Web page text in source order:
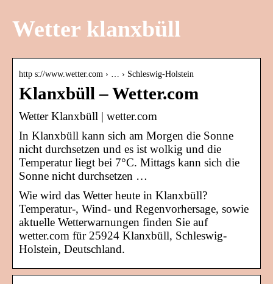
Wetter klanxbüll
http s://www.wetter.com › … › Schleswig-Holstein
Klanxbüll – Wetter.com
Wetter Klanxbüll | wetter.com
In Klanxbüll kann sich am Morgen die Sonne
nicht durchsetzen und es ist wolkig und die
Temperatur liegt bei 7°C. Mittags kann sich die
Sonne nicht durchsetzen …
Wie wird das Wetter heute in Klanxbüll?
Temperatur-, Wind- und Regenvorhersage, sowie
aktuelle Wetterwarnungen finden Sie auf
wetter.com für 25924 Klanxbüll, Schleswig-
Holstein, Deutschland.